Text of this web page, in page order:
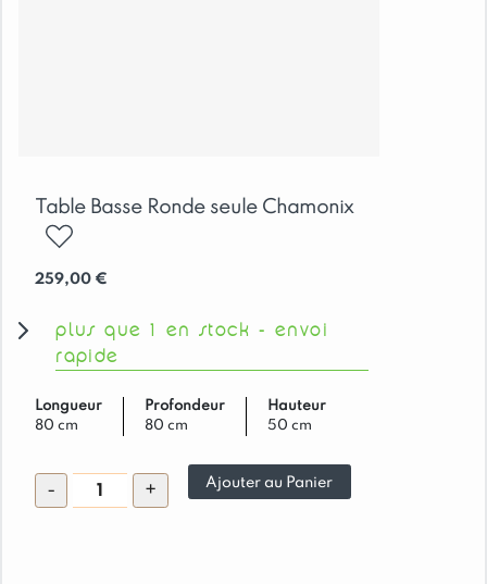
Table Basse Ronde seule Chamonix
ajouter
259,00 €
plus que 1 en stock - envoi
rapide
Longueur
80 cm
Profondeur
80 cm
Hauteur
50 cm
-
quantité
de
+ Ajouter au Panier